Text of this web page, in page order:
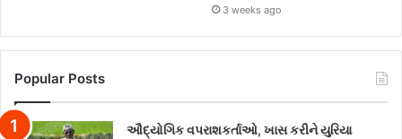
3 weeks ago
Popular Posts
ઔદ્યોગિક વપરાશકર્તાઓ, ખાસ કરીને યુરિયા